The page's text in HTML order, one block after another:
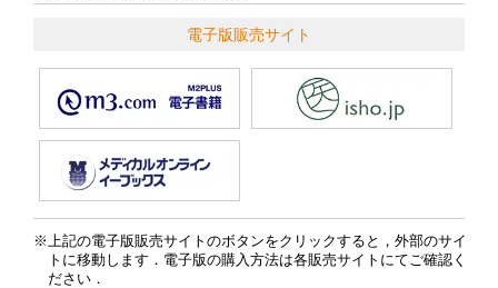
電子版販売サイト
上記の電子版販売サイトのボタンをクリックすると，外部のサイ
トに移動します．電子版の購入方法は各販売サイトにてご確認く
ださい．